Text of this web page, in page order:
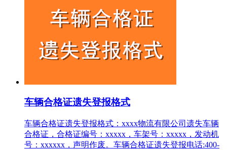
车辆合格证遗失登报格式
车辆合格证遗失登报格式：xxxx物流有限公司遗失车辆
合格证，合格证编号：xxxxx，车架号：xxxxx，发动机
号：xxxxxx，声明作废。车辆合格证遗失登报电话:400-